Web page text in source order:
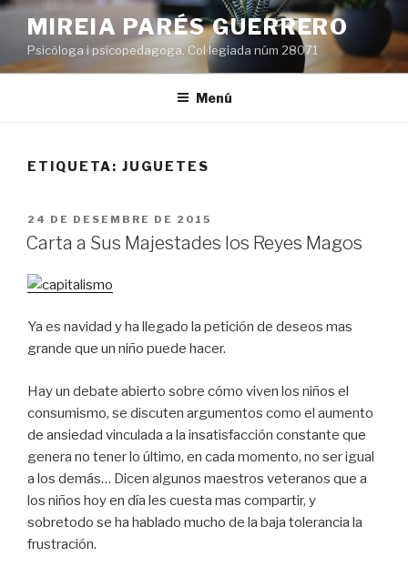
Vés
contingut
MIREIA PARÉS GUERRERO
Psicòloga i psicopedagoga. Col·legiada núm 28071
Menú
ETIQUETA: JUGUETES
PUBLICAT
A
24 DE DESEMBRE DE 2015
Carta a Sus Majestades los Reyes Magos
Ya es navidad y ha llegado la petición de deseos mas
grande que un niño puede hacer.
Hay un debate abierto sobre cómo viven los niños el
consumismo, se discuten argumentos como el aumento
de ansiedad vinculada a la insatisfacción constante que
genera no tener lo último, en cada momento, no ser igual
a los demás… Dicen algunos maestros veteranos que a
los niños hoy en día les cuesta mas compartir, y
sobretodo se ha hablado mucho de la baja tolerancia la
frustración.